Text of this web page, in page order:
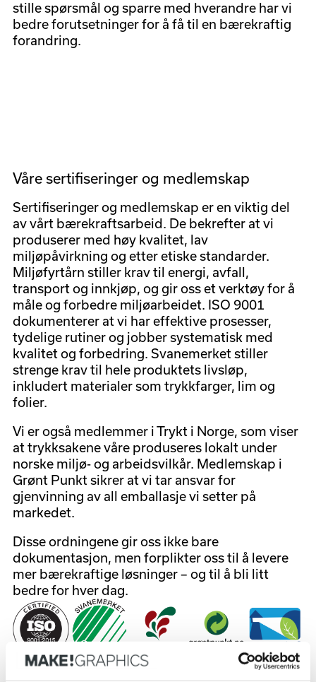
stille spørsmål og sparre med hverandre har vi
bedre forutsetninger for å få til en bærekraftig
forandring.
Våre sertifiseringer og medlemskap
Sertifiseringer og medlemskap er en viktig del
av vårt bærekraftsarbeid. De bekrefter at vi
produserer med høy kvalitet, lav
miljøpåvirkning og etter etiske standarder.
Miljøfyrtårn stiller krav til energi, avfall,
transport og innkjøp, og gir oss et verktøy for å
måle og forbedre miljøarbeidet. ISO 9001
dokumenterer at vi har effektive prosesser,
tydelige rutiner og jobber systematisk med
kvalitet og forbedring. Svanemerketstiller
strenge krav til hele produktets livsløp,
inkludert materialer som trykkfarger, lim og
folier.
Vi er også medlemmer iTrykt i Norge, som viser
at trykksakene våre produseres lokalt under
norske miljø- og arbeidsvilkår. Medlemskap i
Grønt Punktsikrer at vi tar ansvar for
gjenvinning av all emballasje vi setter på
markedet.
Disse ordningene gir oss ikke bare
dokumentasjon, men forplikter oss til å levere
mer bærekraftige løsninger – og til å bli litt
bedre for hver dag.